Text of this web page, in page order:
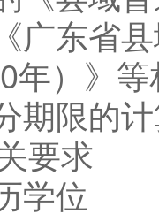
广东省
年）》
期限的
要求
位